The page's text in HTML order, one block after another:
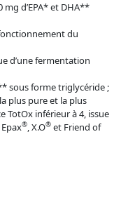
mg d’EPA* et DHA**
du
d’une fermentation
sous forme triglycéride ;
plus pure et la plus
TotOx inférieur à 4, issue
®, X.O® et Friend of